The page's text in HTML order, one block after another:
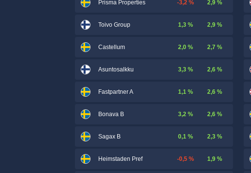
Prisma Properties -3,2 % 2,9 %
Toivo Group 1,3 % 2,9 %
Castellum 2,0 % 2,7 %
Asuntosalkku 3,3 % 2,6 %
Fastpartner A 1,1 % 2,6 %
Bonava B 3,2 % 2,6 %
Sagax B 0,1 % 2,3 %
Heimstaden Pref -0,5 % 1,9 %